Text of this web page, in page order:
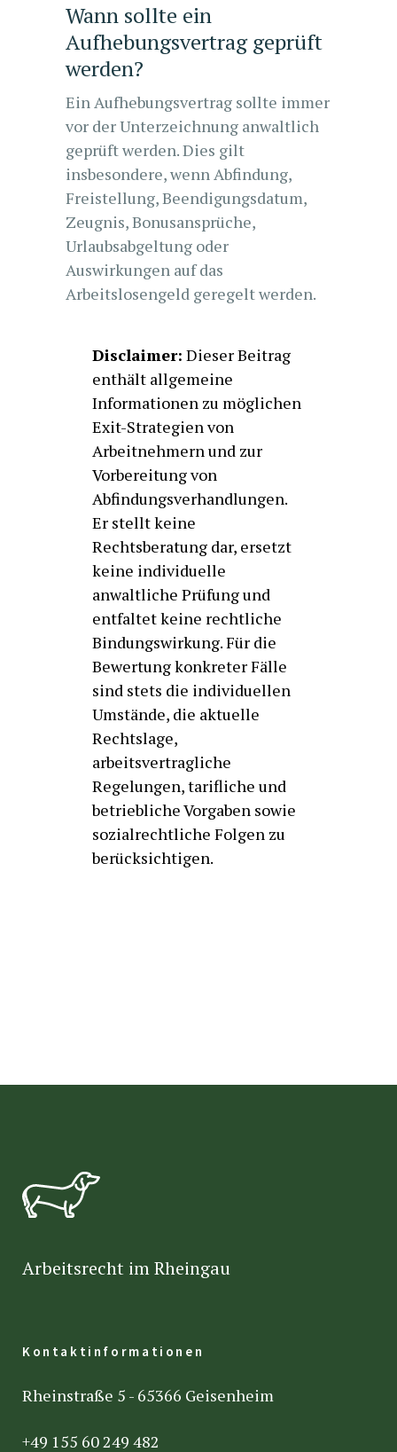
Wann sollte ein
Aufhebungsvertrag geprüft
werden?
Ein Aufhebungsvertrag sollte immer
vor der Unterzeichnung anwaltlich
geprüft werden. Dies gilt
insbesondere, wenn Abfindung,
Freistellung, Beendigungsdatum,
Zeugnis, Bonusansprüche,
Urlaubsabgeltung oder
Auswirkungen auf das
Arbeitslosengeld geregelt werden.
Disclaimer: Dieser Beitrag
enthält allgemeine
Informationen zu möglichen
Exit-Strategien von
Arbeitnehmern und zur
Vorbereitung von
Abfindungsverhandlungen.
Er stellt keine
Rechtsberatung dar, ersetzt
keine individuelle
anwaltliche Prüfung und
entfaltet keine rechtliche
Bindungswirkung. Für die
Bewertung konkreter Fälle
sind stets die individuellen
Umstände, die aktuelle
Rechtslage,
arbeitsvertragliche
Regelungen, tarifliche und
betriebliche Vorgaben sowie
sozialrechtliche Folgen zu
berücksichtigen.
Arbeitsrecht im Rheingau
Kontaktinformationen
Rheinstraße 5 - 65366 Geisenheim
+49 155 60 249 482